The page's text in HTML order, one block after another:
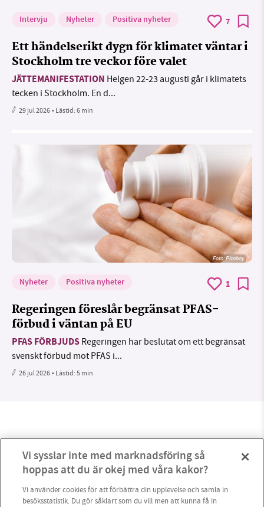
Intervju Nyheter Positiva nyheter 7
Ett händelserikt dygn för klimatet väntar i
Stockholm tre veckor före valet
JÄTTEMANIFESTATION Helgen 22-23 augusti går i klimatets
tecken i Stockholm. En d...
29 jul 2026• Lästid:6 min
Foto:Pixabay
Nyheter Positiva nyheter 1
Regeringen föreslår begränsat PFAS-
förbud i väntan på EU
PFAS FÖRBJUDS Regeringen har beslutat om ett begränsat
svenskt förbud mot PFAS i...
26 jul 2026• Lästid:5 min
Vi sysslar inte med marknadsföring så
hoppas att du är okej med våra kakor?
Vi använder cookies för att förbättra din upplevelse och samla in
besöksstatistik. Du gör såklart som du vill men att kunna få in